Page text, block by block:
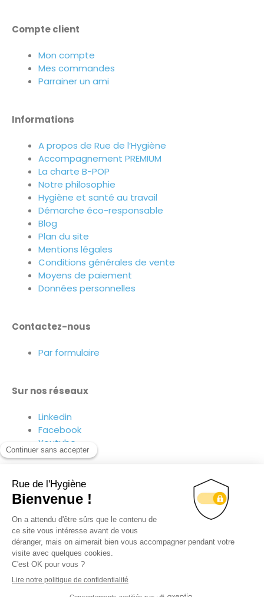
Compte client
Mon compte
Mes commandes
Parrainer un ami
Informations
A propos de Rue de l’Hygiène
Accompagnement PREMIUM
La charte B-POP
Notre philosophie
Hygiène et santé au travail
Démarche éco-responsable
Blog
Plan du site
Mentions légales
Conditions générales de vente
Moyens de paiement
Données personnelles
Contactez-nous
Par formulaire
Sur nos réseaux
Linkedin
Facebook
Youtube
Suivez-nous sur nos réseaux !